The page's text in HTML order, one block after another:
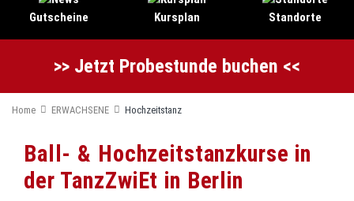
Gutscheine Kursplan Standorte
>> Jetzt Probestunde buchen <<
Home ERWACHSENE Hochzeitstanz
Ball- & Hochzeitstanzkurse in
der TanzZwiEt in Berlin